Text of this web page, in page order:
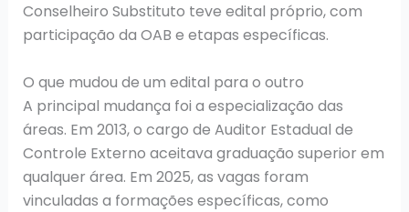
Conselheiro Substituto teve edital próprio, com
participação da OAB e etapas específicas.
O que mudou de um edital para o outro
A principal mudança foi a especialização das
áreas. Em 2013, o cargo de Auditor Estadual de
Controle Externo aceitava graduação superior em
qualquer área. Em 2025, as vagas foram
vinculadas a formações específicas, como